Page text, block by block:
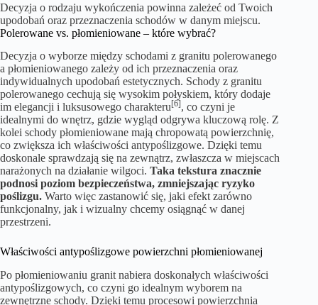
Decyzja o rodzaju wykończenia powinna zależeć od Twoich
upodobań oraz przeznaczenia schodów w danym miejscu.
Polerowane vs. płomieniowane – które wybrać?
Decyzja o wyborze między schodami z granitu polerowanego
a płomieniowanego zależy od ich przeznaczenia oraz
indywidualnych upodobań estetycznych. Schody z granitu
polerowanego cechują się wysokim połyskiem, który dodaje
im elegancji i luksusowego charakteru[6], co czyni je
idealnymi do wnętrz, gdzie wygląd odgrywa kluczową rolę. Z
kolei schody płomieniowane mają chropowatą powierzchnię,
co zwiększa ich właściwości antypoślizgowe. Dzięki temu
doskonale sprawdzają się na zewnątrz, zwłaszcza w miejscach
narażonych na działanie wilgoci. Taka tekstura znacznie
podnosi poziom bezpieczeństwa, zmniejszając ryzyko
poślizgu. Warto więc zastanowić się, jaki efekt zarówno
funkcjonalny, jak i wizualny chcemy osiągnąć w danej
przestrzeni.
Właściwości antypoślizgowe powierzchni płomieniowanej
Po płomieniowaniu granit nabiera doskonałych właściwości
antypoślizgowych, co czyni go idealnym wyborem na
zewnętrzne schody. Dzięki temu procesowi powierzchnia